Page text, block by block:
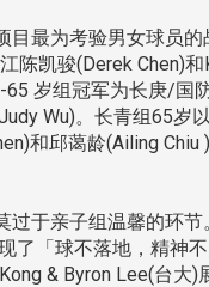
目最为考验男女球员的
陈凯骏(Derek Chen)
岁组冠军为长庚/国
Wu)。长青组65岁
和邱蔼龄(Ailing Chiu
过于亲子组温馨的环节
了「球不落地，精神
& Byron Lee(台大)